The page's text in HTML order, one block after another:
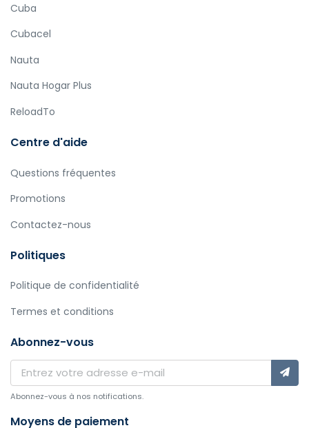
Cuba
Cubacel
Nauta
Nauta Hogar Plus
ReloadTo
Centre d'aide
Questions fréquentes
Promotions
Contactez-nous
Politiques
Politique de confidentialité
Termes et conditions
Abonnez-vous
Abonnez-vous à nos notifications.
Moyens de paiement